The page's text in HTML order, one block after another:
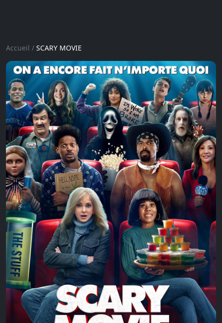
Accueil / SCARY MOVIE